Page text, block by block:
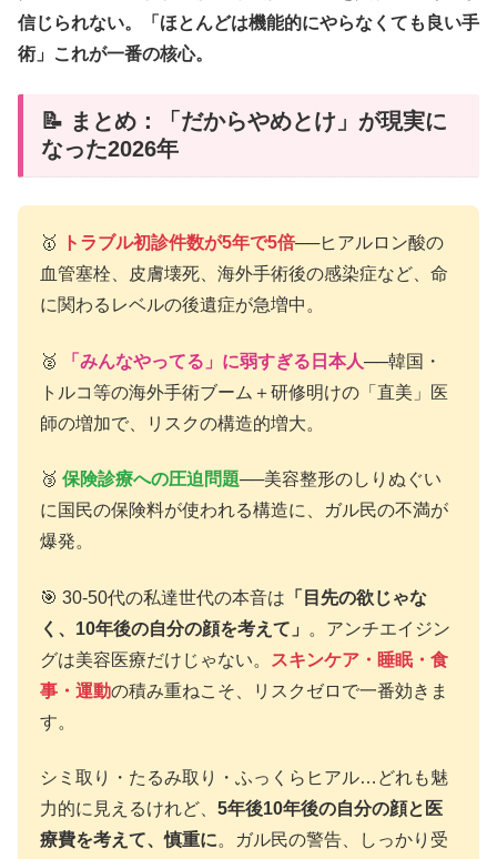
信じられない。
「ほとんどは機能的にやらなくても良い手
術」
これが一番の核心。
📝 まとめ：「だからやめとけ」が現実に
なった2026年
🥇 トラブル初診件数が5年で5倍──ヒアルロン酸の
血管塞栓、皮膚壊死、海外手術後の感染症など、命
に関わるレベルの後遺症が急増中。
🥈 「みんなやってる」に弱すぎる日本人──韓国・
トルコ等の海外手術ブーム＋研修明けの「直美」医
師の増加で、リスクの構造的増大。
🥉 保険診療への圧迫問題──美容整形のしりぬぐい
に国民の保険料が使われる構造に、ガル民の不満が
爆発。
🎯 30-50代の私達世代の本音は 「目先の欲じゃな
く、10年後の自分の顔を考えて」
。アンチエイジン
グは美容医療だけじゃない。
スキンケア・睡眠・食
事・運動の積み重ねこそ、リスクゼロで一番効きま
す。
シミ取り・たるみ取り・ふっくらヒアル…どれも魅
力的に見えるけれど、 5年後10年後の自分の顔と医
療費を考えて、慎重に。ガル民の警告、しっかり受